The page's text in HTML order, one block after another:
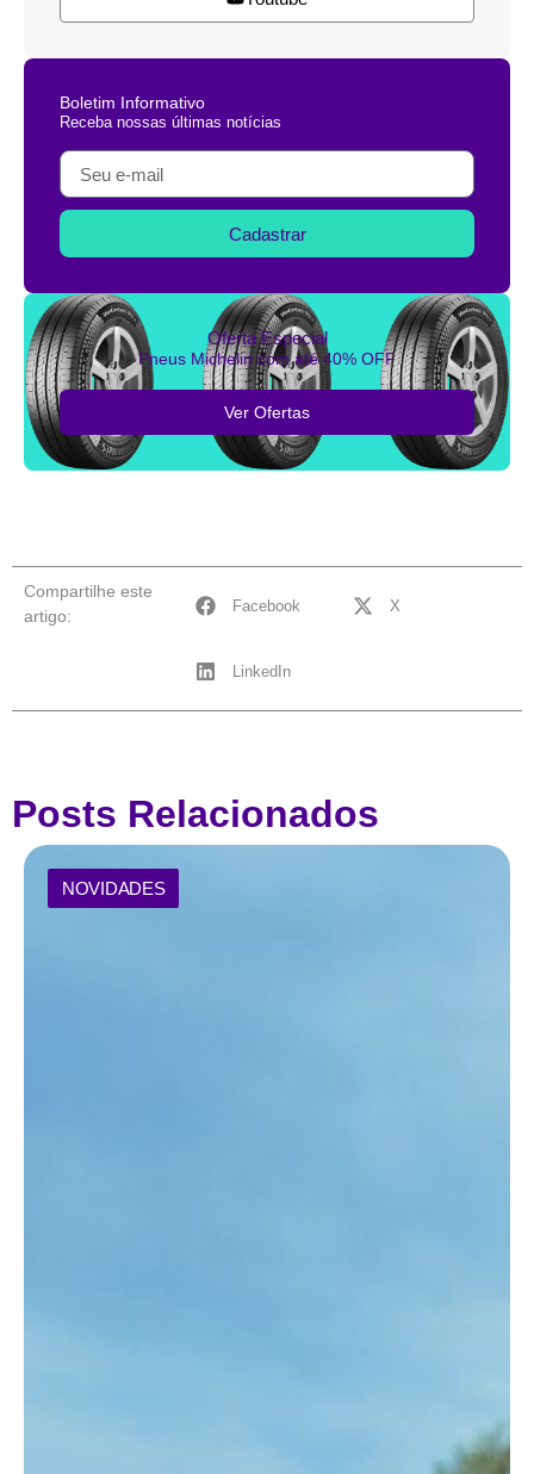
Boletim Informativo
Receba nossas últimas notícias
Cadastrar
Oferta Especial
Pneus Michelin com até 40% OFF
Ver Ofertas
Compartilhe este
artigo:
Facebook X
LinkedIn
Posts Relacionados
NOVIDADES